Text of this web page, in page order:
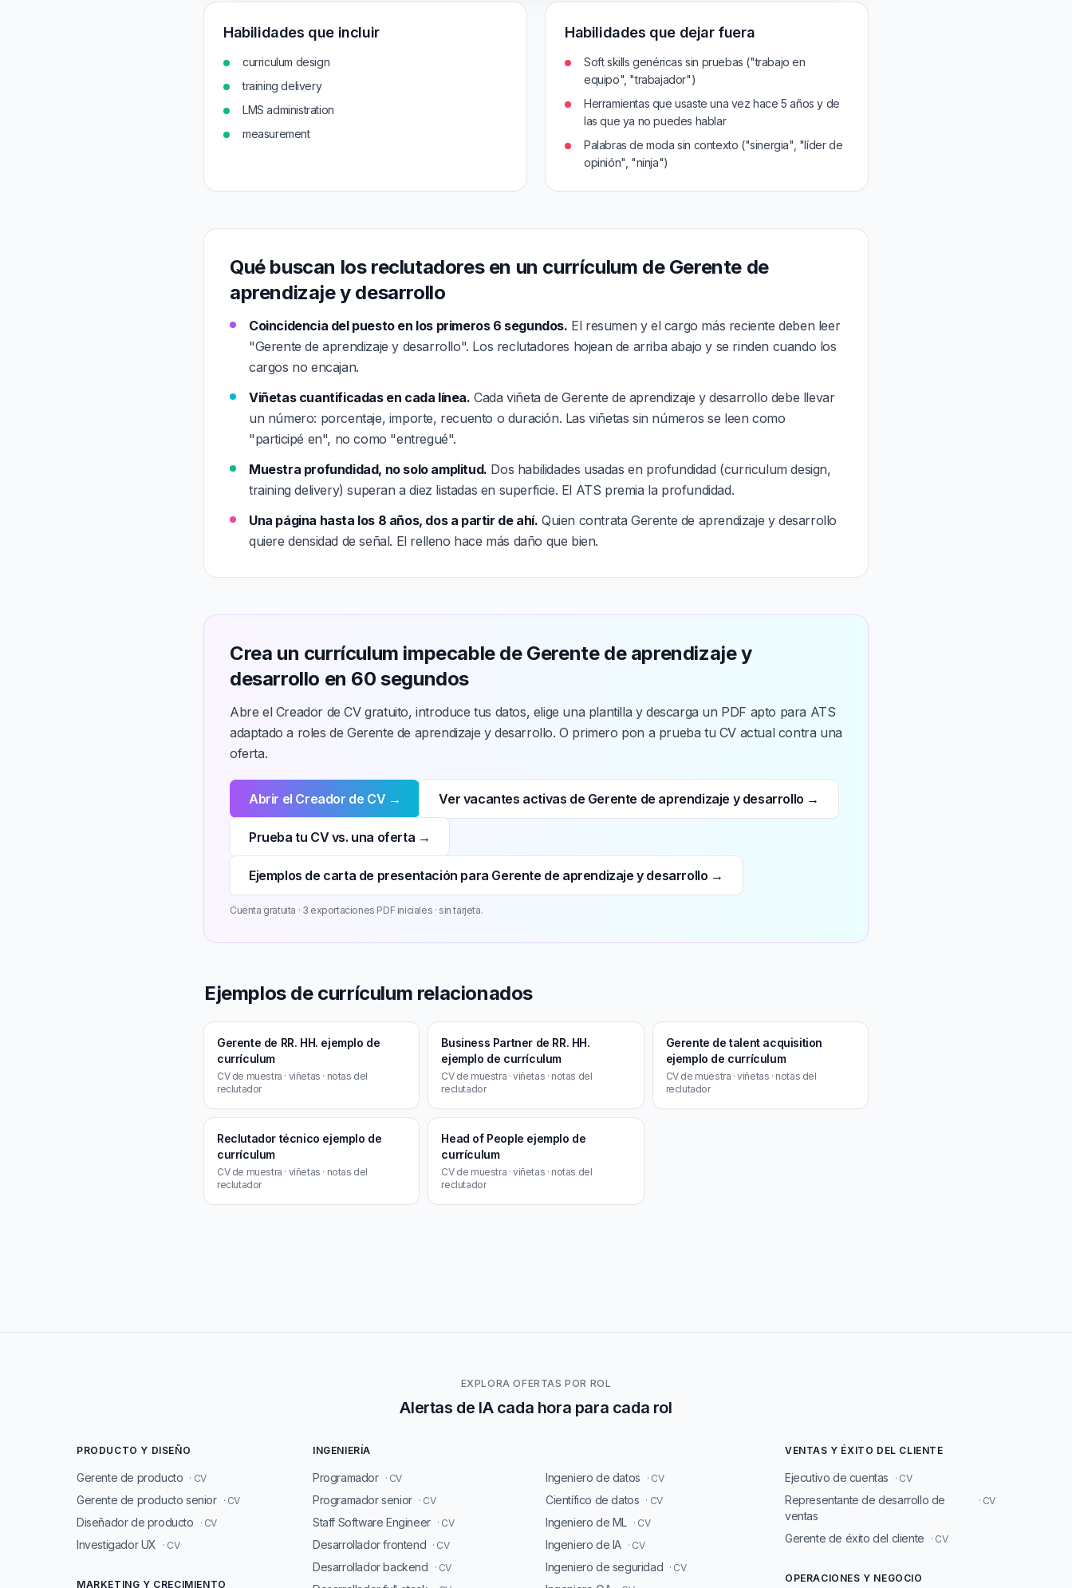
Habilidades que incluir
curriculum design
training delivery
LMS administration
measurement
Habilidades que dejar fuera
Soft skills genéricas sin pruebas ("trabajo en
equipo", "trabajador")
Herramientas que usaste una vez hace 5 años y de
las que ya no puedes hablar
Palabras de moda sin contexto ("sinergia", "líder de
opinión", "ninja")
Qué buscan los reclutadores en un currículum de Gerente de
aprendizaje y desarrollo
Coincidencia del puesto en los primeros 6 segundos. El resumen y el cargo más reciente deben leer
"Gerente de aprendizaje y desarrollo". Los reclutadores hojean de arriba abajo y se rinden cuando los
cargos no encajan.
Viñetas cuantificadas en cada línea. Cada viñeta de Gerente de aprendizaje y desarrollo debe llevar
un número: porcentaje, importe, recuento o duración. Las viñetas sin números se leen como
"participé en", no como "entregué".
Muestra profundidad, no solo amplitud. Dos habilidades usadas en profundidad (curriculum design,
training delivery) superan a diez listadas en superficie. El ATS premia la profundidad.
Una página hasta los 8 años, dos a partir de ahí. Quien contrata Gerente de aprendizaje y desarrollo
quiere densidad de señal. El relleno hace más daño que bien.
Crea un currículum impecable de Gerente de aprendizaje y
desarrollo en 60 segundos
Abre el Creador de CV gratuito, introduce tus datos, elige una plantilla y descarga un PDF apto para ATS
adaptado a roles de Gerente de aprendizaje y desarrollo. O primero pon a prueba tu CV actual contra una
oferta.
Abrir el Creador de CV → Ver vacantes activas de Gerente de aprendizaje y desarrollo →
Prueba tu CV vs. una oferta →
Ejemplos de carta de presentación para Gerente de aprendizaje y desarrollo →
Cuenta gratuita · 3 exportaciones PDF iniciales · sin tarjeta.
Ejemplos de currículum relacionados
Gerente de RR. HH. ejemplo de
currículum
CV de muestra · viñetas · notas del
reclutador
Business Partner de RR. HH.
ejemplo de currículum
CV de muestra · viñetas · notas del
reclutador
Gerente de talent acquisition
ejemplo de currículum
CV de muestra · viñetas · notas del
reclutador
Reclutador técnico ejemplo de
currículum
CV de muestra · viñetas · notas del
reclutador
Head of People ejemplo de
currículum
CV de muestra · viñetas · notas del
reclutador
EXPLORA OFERTAS POR ROL
Alertas de IA cada hora para cada rol
PRODUCTO Y DISEÑO
Gerente de producto · CV
Gerente de producto senior · CV
Diseñador de producto · CV
Investigador UX · CV
MARKETING Y CRECIMIENTO
INGENIERÍA
Programador · CV
Programador senior · CV
Staff Software Engineer · CV
Desarrollador frontend · CV
Desarrollador backend · CV
Ingeniero de datos · CV
Científico de datos · CV
Ingeniero de ML · CV
Ingeniero de IA · CV
Ingeniero de seguridad · CV
VENTAS Y ÉXITO DEL CLIENTE
Ejecutivo de cuentas · CV
Representante de desarrollo de
ventas
· CV
Gerente de éxito del cliente · CV
OPERACIONES Y NEGOCIO